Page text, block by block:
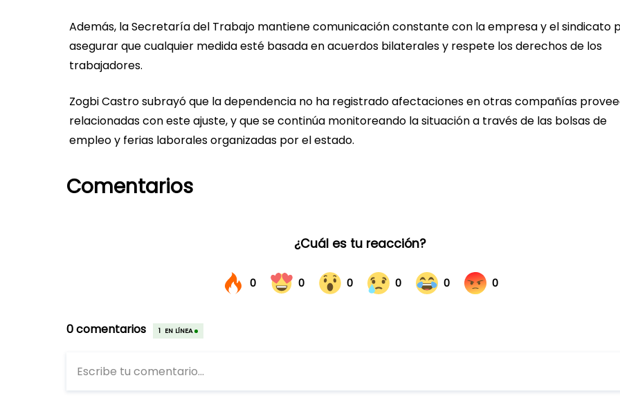
Además, la Secretaría del Trabajo mantiene comunicación constante con la empresa y el sindicato
asegurar que cualquier medida esté basada en acuerdos bilaterales y respete los derechos de los
trabajadores.
Zogbi Castro subrayó que la dependencia no ha registrado afectaciones en otras compañías
relacionadas con este ajuste, y que se continúa monitoreando la situación a través de las bolsas de
empleo y ferias laborales organizadas por el estado.
Comentarios